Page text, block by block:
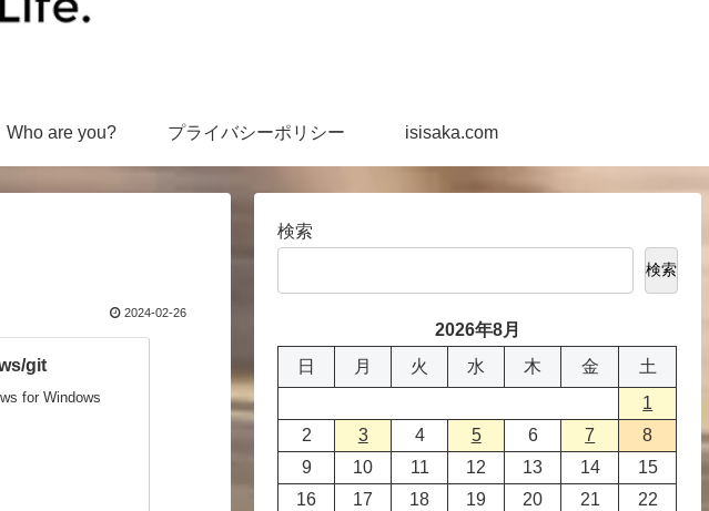
Who are you? プライバシーポリシー isisaka.com
2024-02-26
git
for Windows
検索
検索
2026年8月
日
月 火 水 木 金
土
1
2
3 4 5 6 7
8
9
10 11 12 13 14
15
16
17 18 19 20 21
22